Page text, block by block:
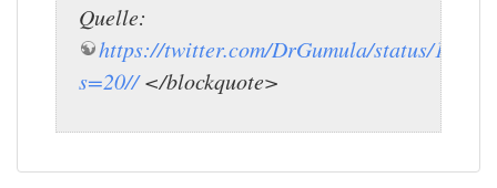
Quelle:
https://twitter.com/DrGumula/status/
s=20//</blockquote>